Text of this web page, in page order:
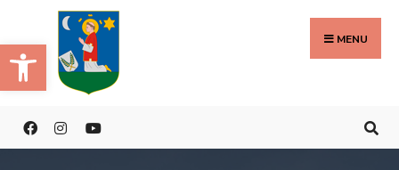
Eszköztár megnyitása
to
content
MENU
Search